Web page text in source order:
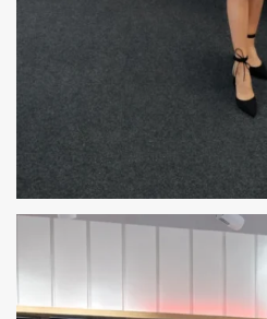
HOSTESSY NA